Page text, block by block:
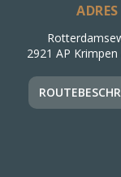
ADRES
2921 AP Krimpen